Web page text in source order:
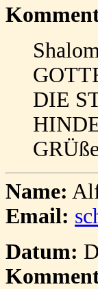
DIE
Name:
Email:
Datum: